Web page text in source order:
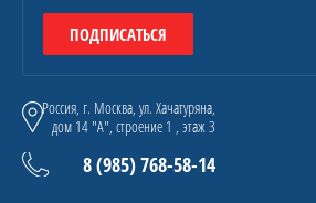
ПОДПИСАТЬСЯ
Россия, г. Москва, ул. Хачатуряна,
дом 14 "А", строение 1 , этаж 3
8 (985) 768-58-14